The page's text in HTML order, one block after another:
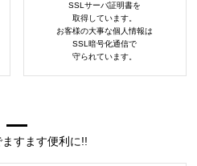
SSLサーバ証明書を
取得しています。
お客様の大事な個人情報は
SSL暗号化通信で
守られています。
すます便利に!!